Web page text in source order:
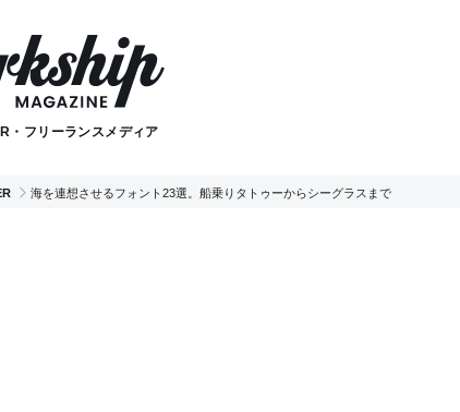
・フリーランスメディア
海を連想させるフォント23選。船乗りタトゥーからシーグラスまで